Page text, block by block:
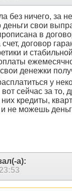
без ничего, за
деньги свои
в
договор
и
денежки
у
сейчас за то,
них кредиты,
и не можешь
а):